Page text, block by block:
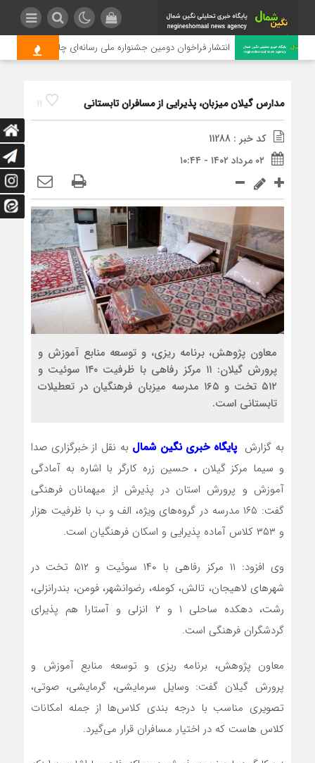
انتشار فراخوان دومین جشنواره ملی رسانه‌ای چای
11 مدارس گیلان میزبان، پذیرایی از مسافران تابستانی
کد خبر : 11288
۰۲ مرداد ۱۴۰۲ - ۱۰:۴۴
معاون پژوهش، برنامه ریزی، و توسعه منابع آموزش و
پرورش گیلان: ۱۱ مرکز رفاهی با ظرفیت ۱۴۰ سوئیت و
۵۱۲ تخت و ۱۶۵ مدرسه میزبان فرهنگیان در تعطیلات
تابستانی است.
به گزارش پایگاه خبری نگین شمال به نقل از خبرگزاری صدا
و سیما مرکز گیلان ، حسین زره کارگر با اشاره به آمادگی
آموزش و پرورش استان در پذیرش از میهمانان فرهنگی
گفت: ۱۶۵ مدرسه در گروه‌های ویژه، الف و ب با ظرفیت هزار
و ۳۵۳ کلاس آماده پذیرایی و اسکان فرهنگیان است.
وی افزود: ۱۱ مرکز رفاهی با ۱۴۰ سوئیت و ۵۱۲ تخت در
شهر‌های لاهیجان، تالش، کومله، رضوانشهر، فومن، بندرانزلی،
رشت، دهکده ساحلی ۱ و ۲ انزلی و آستارا هم پذیرای
گردشگران فرهنگی است.
معاون پژوهش، برنامه ریزی و توسعه منابع آموزش و
پرورش گیلان گفت: وسایل سرمایشی، گرمایشی، صوتی،
تصویری مناسب با درجه بندی کلاس‌ها از جمله امکانات
کلاس هاست که در اختیار مسافران قرار می‌گیرد.